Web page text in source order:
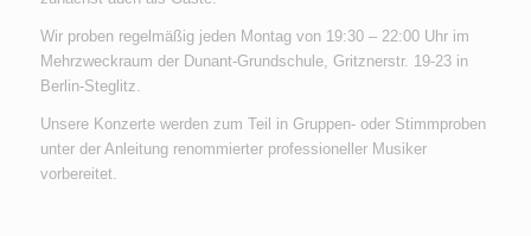
Wir proben regelmäßig jeden Montag von 19:30 – 22:00 Uhr im
Mehrzweckraum der Dunant-Grundschule, Gritznerstr. 19-23 in
Berlin-Steglitz.
Unsere Konzerte werden zum Teil in Gruppen- oder Stimmproben
unter der Anleitung renommierter professioneller Musiker
vorbereitet.